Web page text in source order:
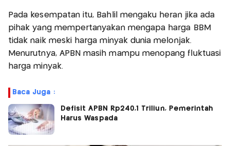
Pada kesempatan itu, Bahlil mengaku heran jika ada
pihak yang mempertanyakan mengapa harga BBM
tidak naik meski harga minyak dunia melonjak.
Menurutnya, APBN masih mampu menopang fluktuasi
harga minyak.
Baca Juga :
Defisit APBN Rp240,1 Triliun, Pemerintah
Harus Waspada